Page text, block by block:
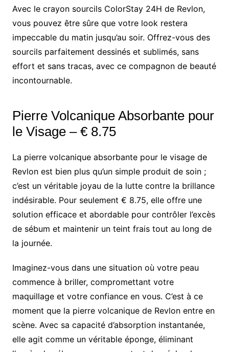
Avec le crayon sourcils ColorStay 24H de Revlon,
vous pouvez être sûre que votre look restera
impeccable du matin jusqu’au soir. Offrez-vous des
sourcils parfaitement dessinés et sublimés, sans
effort et sans tracas, avec ce compagnon de beauté
incontournable.
Pierre Volcanique Absorbante pour
le Visage – € 8.75
La pierre volcanique absorbante pour le visage de
Revlon est bien plus qu’un simple produit de soin ;
c’est un véritable joyau de la lutte contre la brillance
indésirable. Pour seulement € 8.75, elle offre une
solution efficace et abordable pour contrôler l’excès
de sébum et maintenir un teint frais tout au long de
la journée.
Imaginez-vous dans une situation où votre peau
commence à briller, compromettant votre
maquillage et votre confiance en vous. C’est à ce
moment que la pierre volcanique de Revlon entre en
scène. Avec sa capacité d’absorption instantanée,
elle agit comme un véritable éponge, éliminant